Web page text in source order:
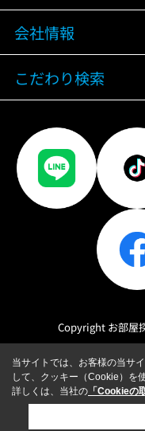
会社情報
こだわり検索
Copyright お部屋
当サイトでは、お客様の当サ
して、クッキー（Cookie）を
詳しくは、当社の 「Cookieの